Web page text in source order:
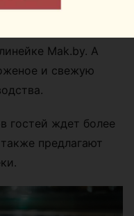
Кава»,
Mak.by. А
и свежую
гостей ждет более
предлагают